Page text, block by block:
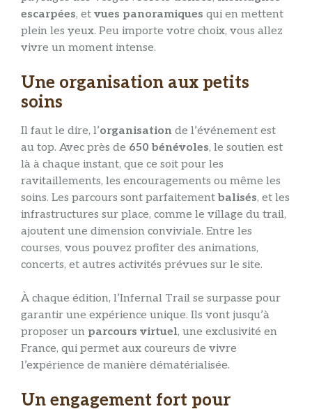
escarpées, et vues panoramiques qui en mettent
plein les yeux. Peu importe votre choix, vous allez
vivre un moment intense.
Une organisation aux petits
soins
Il faut le dire, l’organisation de l’événement est
au top. Avec près de 650 bénévoles, le soutien est
là à chaque instant, que ce soit pour les
ravitaillements, les encouragements ou même les
soins. Les parcours sont parfaitementbalisés, et les
infrastructures sur place, comme le village du trail,
ajoutent une dimension conviviale. Entre les
courses, vous pouvez profiter des animations,
concerts, et autres activités prévues sur le site.
À chaque édition, l’Infernal Trail se surpasse pour
garantir une expérience unique. Ils vont jusqu’à
proposer un parcours virtuel, une exclusivité en
France, qui permet aux coureurs de vivre
l’expérience de manière dématérialisée.
Un engagement fort pour